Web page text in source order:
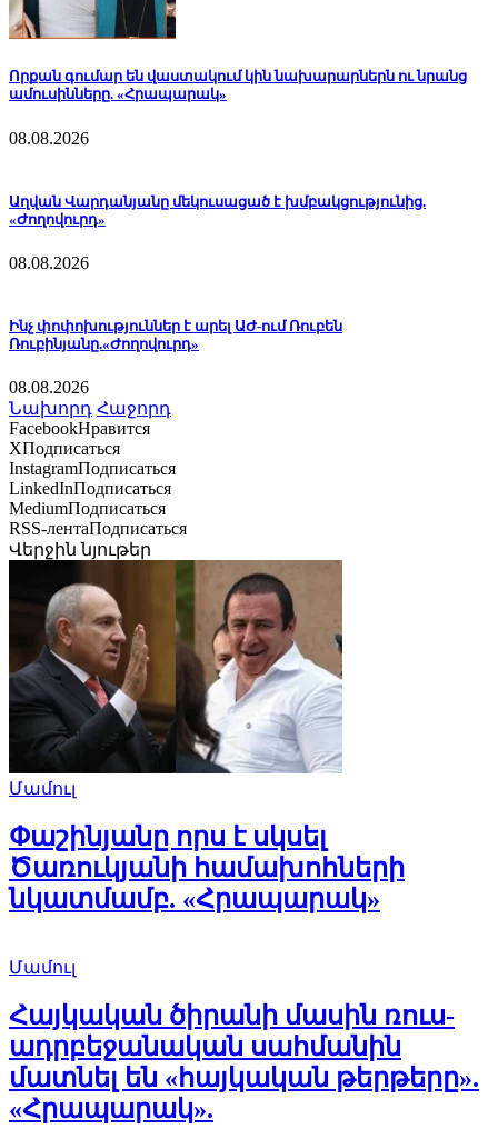
Որքան գումար են վաստակում կին նախարարներն ու նրանց
ամուսինները. «Հրապարակ»
08.08.2026
Աղվան Վարդանյանը մեկուսացած է խմբակցությունից.
«Ժողովուրդ»
08.08.2026
Ինչ փոփոխություններ է արել ԱԺ-ում Ռուբեն
Ռուբինյանը.«Ժողովուրդ»
08.08.2026
Նախորդ Հաջորդ
FacebookНравится
XПодписаться
InstagramПодписаться
LinkedInПодписаться
MediumПодписаться
RSS-лентаПодписаться
Վերջին նյութեր
Մամուլ
Փաշինյանը որս է սկսել
Ծառուկյանի համախոհների
նկատմամբ. «Հրապարակ»
Մամուլ
Հայկական ծիրանի մասին ռուս-
ադրբեջանական սահմանին
մատնել են «հայկական թերթերը».
«Հրապարակ».